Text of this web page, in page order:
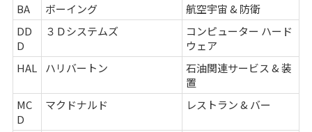
BA ボーイング
航空宇宙 & 防衛
DD
D
３Ｄシステムズ
コンピューター ハード
ウェア
HAL
ハリバートン
石油関連サービス & 装
置
MC
D
マクドナルド レストラン & バー